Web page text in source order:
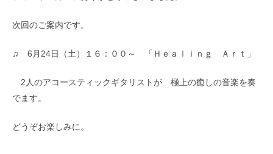
次回のご案内です。
♫ 6月24日（土）１６：００～ 「Ｈｅａｌｉｎｇ Ａｒｔ」
2人のアコースティックギタリストが 極上の癒しの音楽を奏
でます。
どうぞお楽しみに。